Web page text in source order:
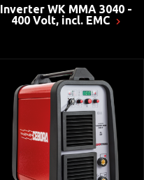
Inverter WK MMA 3040 -
400 Volt, incl. EMC